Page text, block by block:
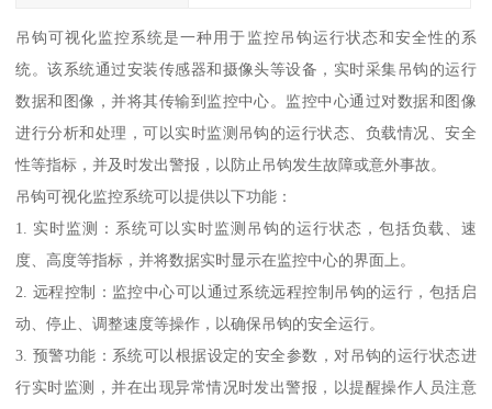
吊钩可视化监控系统是一种用于监控吊钩运行状态和安全性的系
统。该系统通过安装传感器和摄像头等设备，实时采集吊钩的运行
数据和图像，并将其传输到监控中心。监控中心通过对数据和图像
进行分析和处理，可以实时监测吊钩的运行状态、负载情况、安全
性等指标，并及时发出警报，以防止吊钩发生故障或意外事故。
吊钩可视化监控系统可以提供以下功能：
1. 实时监测：系统可以实时监测吊钩的运行状态，包括负载、速
度、高度等指标，并将数据实时显示在监控中心的界面上。
2. 远程控制：监控中心可以通过系统远程控制吊钩的运行，包括启
动、停止、调整速度等操作，以确保吊钩的安全运行。
3. 预警功能：系统可以根据设定的安全参数，对吊钩的运行状态进
行实时监测，并在出现异常情况时发出警报，以提醒操作人员注意